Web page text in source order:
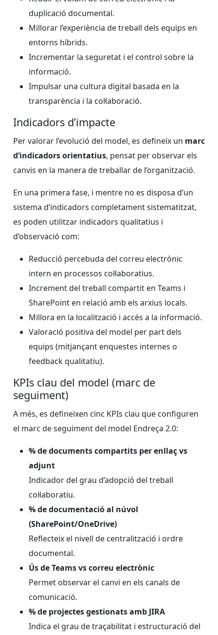
duplicació documental.
Millorar l’experiència de treball dels equips en
entorns híbrids.
Incrementar la seguretat i el control sobre la
informació.
Impulsar una cultura digital basada en la
transparència i la col·laboració.
Indicadors d’impacte
Per valorar l’evolució del model, es defineix un marc
d’indicadors orientatius, pensat per observar els
canvis en la manera de treballar de l’organització.
En una primera fase, i mentre no es disposa d’un
sistema d’indicadors completament sistematitzat,
es poden utilitzar indicadors qualitatius i
d’observació com:
Reducció percebuda del correu electrònic
intern en processos col·laboratius.
Increment del treball compartit en Teams i
SharePoint en relació amb els arxius locals.
Millora en la localització i accés a la informació.
Valoració positiva del model per part dels
equips (mitjançant enquestes internes o
feedback qualitatiu).
KPIs clau del model (marc de
seguiment)
A més, es defineixen cinc KPIs clau que configuren
el marc de seguiment del model Endreça 2.0:
% de documents compartits per enllaç vs
adjunt
Indicador del grau d’adopció del treball
col·laboratiu.
% de documentació al núvol
(SharePoint/OneDrive)
Reflecteix el nivell de centralització i ordre
documental.
Ús de Teams vs correu electrònic
Permet observar el canvi en els canals de
comunicació.
% de projectes gestionats amb JIRA
Indica el grau de traçabilitat i estructuració del